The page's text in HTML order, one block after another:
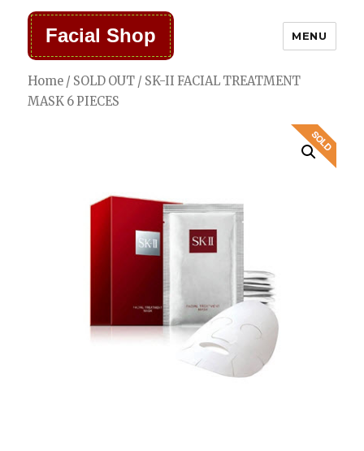
Facial Shop MENU
Home / SOLD OUT / SK-II FACIAL TREATMENT
MASK 6 PIECES